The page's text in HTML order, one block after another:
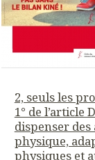
2, seuls les
1° de l’article
dispenser
physique,
physiques et